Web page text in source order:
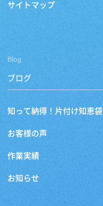
サイトマップ
Blog
ブログ
知って納得！片付け知恵袋
お客様の声
作業実績
お知らせ